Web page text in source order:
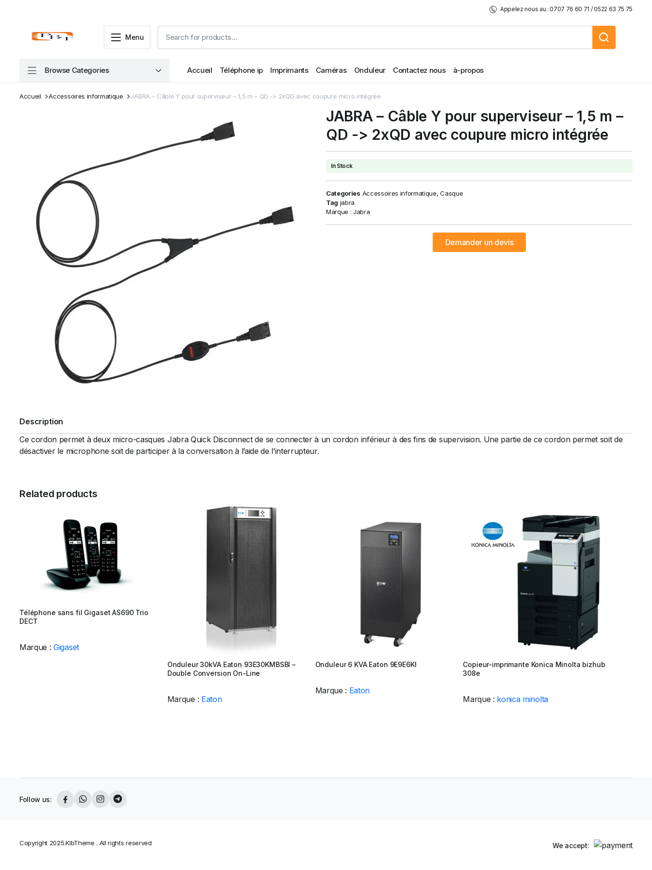
Appelez nous au : 0707 76 60 71 / 0522 63 75 75
Menu
Browse Categories Accueil Téléphone ip Imprimants Caméras Onduleur Contactez nous à-propos
Accueil Accessoires informatique JABRA – Câble Y pour superviseur – 1,5 m – QD -> 2xQD avec coupure micro intégrée
JABRA – Câble Y pour superviseur – 1,5 m –
QD -> 2xQD avec coupure micro intégrée
In Stock
Categories Accessoires informatique,Casque
Tag jabra
Marque :Jabra
Demander un devis
Description
Ce cordon permet à deux micro-casques Jabra Quick Disconnect de se connecter à un cordon inférieur à des fins de supervision. Une partie de ce cordon permet soit de
désactiver le microphone soit de participer à la conversation à l’aide de l’interrupteur.
Related products
Téléphone sans fil Gigaset AS690 Trio
DECT
Marque :Gigaset
Onduleur 30kVA Eaton 93E30KMBSBI –
Double Conversion On-Line
Marque : Eaton
Onduleur 6 KVA Eaton 9E9E6KI
Marque : Eaton
Copieur-imprimante Konica Minolta bizhub
308e
Marque : konica minolta
Follow us:
Copyright 2025.KlbTheme . All rights reserved We accept: